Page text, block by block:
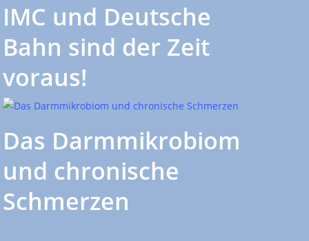
IMC und Deutsche
Bahn sind der Zeit
voraus!
Das Darmmikrobiom
und chronische
Schmerzen